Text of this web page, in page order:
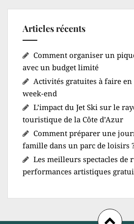
Articles récents
Comment organiser un
avec un budget limité
Activités gratuites à faire
week-end
L’impact du Jet Ski sur le
touristique de la Côte d’Azur
Comment préparer une
famille dans un parc de loisirs
Les meilleurs spectacles de
performances artistiques